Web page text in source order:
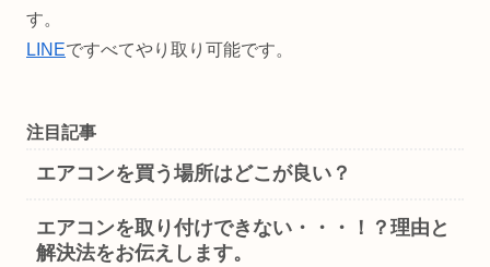
す。
LINEですべてやり取り可能です。
注目記事
エアコンを買う場所はどこが良い？
エアコンを取り付けできない・・・！？理由と
解決法をお伝えします。